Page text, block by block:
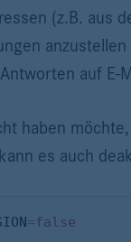
(z.B. aus
anzustellen
auf E-
haben
es auch
=false